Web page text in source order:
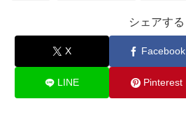
シェアする
X Facebook
LINE Pinterest